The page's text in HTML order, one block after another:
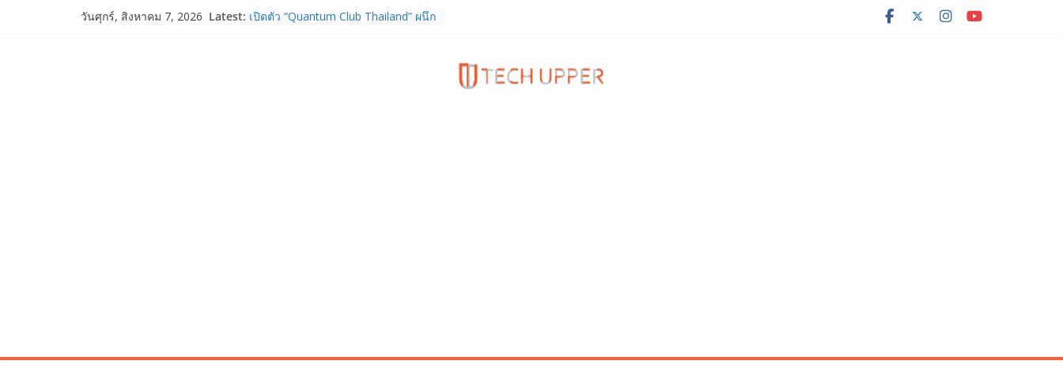
วันศุกร์, สิงหาคม 7, 2026 Latest: เปิดตัว “Quantum Club Thailand” ผนึก